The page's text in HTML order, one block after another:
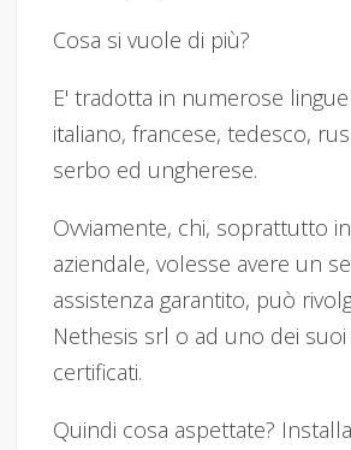
Cosa si vuole di più?
E' tradotta in numerose
italiano, francese, tedesco,
serbo ed ungherese.
Ovviamente, chi, soprattutto
aziendale, volesse avere un
assistenza garantito, può
Nethesis srl o ad uno dei
certificati.
Quindi cosa aspettate?